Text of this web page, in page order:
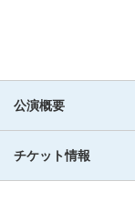
公演概要
チケット情報